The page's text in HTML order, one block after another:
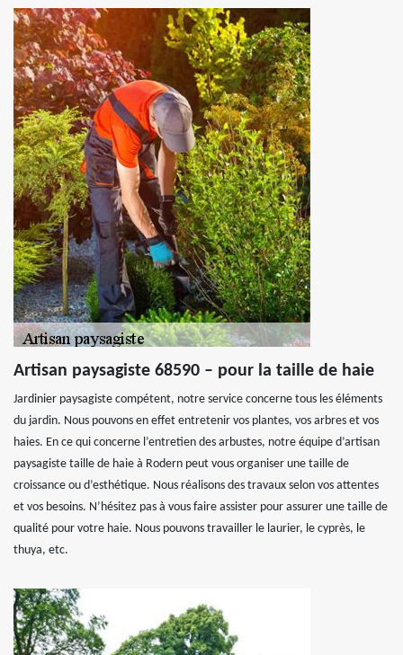
Artisan paysagiste 68590 – pour la taille de haie
Jardinier paysagiste compétent, notre service concerne tous les éléments
du jardin. Nous pouvons en effet entretenir vos plantes, vos arbres et vos
haies. En ce qui concerne l’entretien des arbustes, notre équipe d’artisan
paysagiste taille de haie à Rodern peut vous organiser une taille de
croissance ou d’esthétique. Nous réalisons des travaux selon vos attentes
et vos besoins. N’hésitez pas à vous faire assister pour assurer une taille de
qualité pour votre haie. Nous pouvons travailler le laurier, le cyprès, le
thuya, etc.